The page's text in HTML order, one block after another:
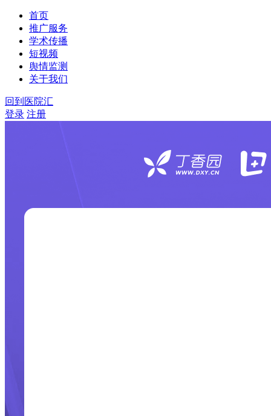
首页
推广服务
学术传播
短视频
舆情监测
关于我们
回到医院汇
登录 注册